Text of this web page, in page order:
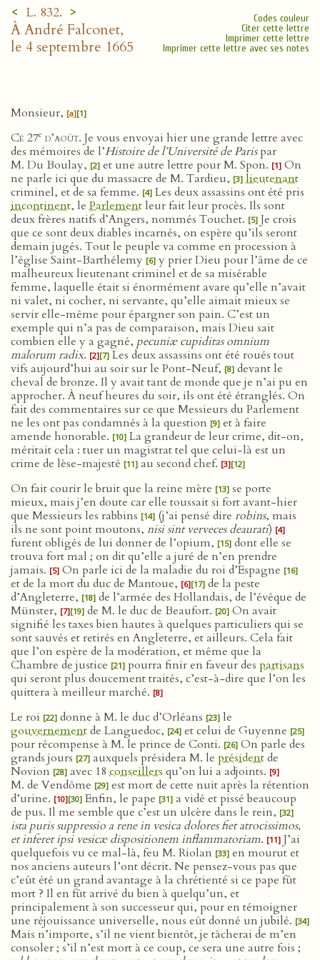
< L. 832. >
À André Falconet,
le 4 septembre 1665
Codes couleur
Citer cette lettre
Imprimer cette lettre
Imprimer cette lettre avec ses notes
Monsieur, [a][1]
Ce 27e d’août. Je vous envoyai hier une grande lettre avec
des mémoires de l’Histoire de l’Université de Parispar
M. Du Boulay, [2] et une autre lettre pour M. Spon. [1] On
ne parle ici que du massacre de M. Tardieu, [3] lieutenant
criminel, et de sa femme. [4] Les deux assassins ont été pris
incontinent, le Parlementleur fait leur procès. Ils sont
deux frères natifs d’Angers, nommés Touchet. [5] Je crois
que ce sont deux diables incarnés, on espère qu’ils seront
demain jugés. Tout le peuple va comme en procession à
l’église Saint-Barthélemy [6] y prier Dieu pour l’âme de ce
malheureux lieutenant criminel et de sa misérable
femme, laquelle était si énormément avare qu’elle n’avait
ni valet, ni cocher, ni servante, qu’elle aimait mieux se
servir elle-même pour épargner son pain. C’est un
exemple qui n’a pas de comparaison, mais Dieu sait
combien elle y a gagné, pecuniæ cupiditas omnium
malorum radix. [2][7] Les deux assassins ont été roués tout
vifs aujourd’hui au soir sur le Pont-Neuf, [8] devant le
cheval de bronze. Il y avait tant de monde que je n’ai pu en
approcher. À neuf heures du soir, ils ont été étranglés. On
fait des commentaires sur ce que Messieurs du Parlement
ne les ont pas condamnés à la question [9] et à faire
amende honorable. [10] La grandeur de leur crime, dit-on,
méritait cela : tuer un magistrat tel que celui-là est un
crime de lèse-majesté [11] au second chef. [3][12]
On fait courir le bruit que la reine mère [13] se porte
mieux, mais j’en doute car elle toussait si fort avant-hier
que Messieurs les rabbins [14] (j’ai pensé dire robins, mais
ils ne sont point moutons, nisi sint verveces deaurati) [4]
furent obligés de lui donner de l’opium, [15] dont elle se
trouva fort mal ; on dit qu’elle a juré de n’en prendre
jamais. [5] On parle ici de la maladie du roi d’Espagne [16]
et de la mort du duc de Mantoue, [6][17] de la peste
d’Angleterre, [18] de l’armée des Hollandais, de l’évêque de
Münster, [7][19] de M. le duc de Beaufort. [20] On avait
signifié les taxes bien hautes à quelques particuliers qui se
sont sauvés et retirés en Angleterre, et ailleurs. Cela fait
que l’on espère de la modération, et même que la
Chambre de justice [21] pourra finir en faveur des partisans
qui seront plus doucement traités, c’est-à-dire que l’on les
quittera à meilleur marché. [8]
Le roi [22] donne à M. le duc d’Orléans [23] le
gouvernementde Languedoc, [24] et celui de Guyenne [25]
pour récompense à M. le prince de Conti. [26] On parle des
grands jours [27] auxquels présidera M. le présidentde
Novion [28] avec 18 conseillers qu’on lui a adjoints. [9]
M. de Vendôme [29] est mort de cette nuit après la rétention
d’urine. [10][30] Enfin, le pape [31] a vidé et pissé beaucoup
de pus. Il me semble que c’est un ulcère dans le rein, [32]
ista puris suppressio a rene in vesica dolores fiet atrocissimos,
et inferet ipsi vesicæ dispositionem inflammatoriam. [11] J’ai
quelquefois vu ce mal-là, feu M. Riolan [33] en mourut et
nos anciens auteurs l’ont décrit. Ne pensez-vous pas que
c’eût été un grand avantage à la chrétienté si ce pape fût
mort ? Il en fût arrivé du bien à quelqu’un, et
principalement à son successeur qui, pour en témoigner
une réjouissance universelle, nous eût donné un jubilé. [34]
Mais n’importe, s’il ne vient bientôt, je tâcherai de m’en
consoler ; s’il n’est mort à ce coup, ce sera une autre fois ;